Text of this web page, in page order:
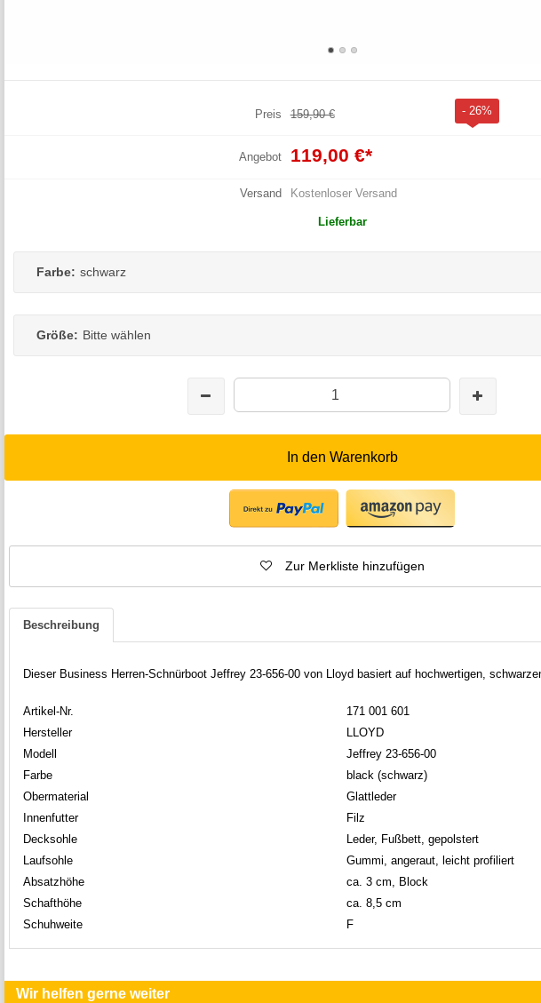
Preis 159,90 € - 26%
Angebot 119,00 €*
Versand Kostenloser Versand
Lieferbar
Farbe: schwarz
Größe: Bitte wählen
In den Warenkorb
Zur Merkliste hinzufügen
Beschreibung
Dieser Business Herren-Schnürboot Jeffrey 23-656-00 von Lloyd basiert auf hochwertigen,
Artikel-Nr.
171 001 601
Hersteller
LLOYD
Modell
Jeffrey 23-656-00
Farbe
black (schwarz)
Obermaterial
Glattleder
Innenfutter
Filz
Decksohle
Leder, Fußbett, gepolstert
Laufsohle
Gummi, angeraut, leicht profiliert
Absatzhöhe
ca. 3 cm, Block
Schafthöhe
ca. 8,5 cm
Schuhweite
F
Wir helfen gerne weiter